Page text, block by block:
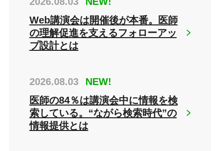
Web講演会は開催後が本番。医師
の理解促進を支えるフォローアッ
プ設計とは
2026.08.03
NEW!
医師の84％は講演会中に情報を検
索している。“ながら検索時代”の
情報提供とは